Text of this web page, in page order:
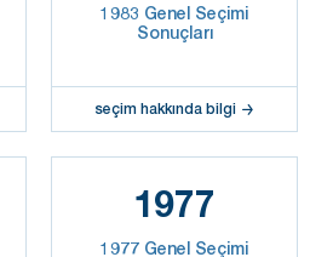
1983 Genel Seçimi
Sonuçları
seçim hakkında bilgi
1977
1977 Genel Seçimi